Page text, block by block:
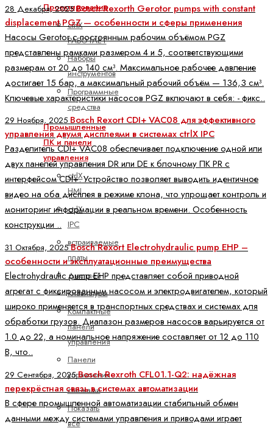
Проектирование
ctrlX
РАБОТАЕТ
Наборы
инструментов
Программные
средства
Промышленные
ПК и панели
управления
ctrlX
HMI
ctrlX
IPC
встраиваемые
платы
Дисплей
Клавиатуры
Компактные
панели
управления
Панели
управления
станками
Показать
все
28 Декабря, 2025Bosch Rexorth Gerotor pumps with constant
displacement PGZ — особенности и сферы применения
Насосы Gerotor с постоянным рабочим объёмом PGZ
представлены рамками размером 4 и 5, соответствующими
размерам от 20 до 140 см³. Максимальное рабочее давление
достигает 15 бар, а максимальный рабочий объём — 136,3 см³.
Ключевые характеристики насосов PGZ включают в себя: - фикс..
29 Ноября, 2025 Bosch Rexort CDI+ VAC08 для эффективного
управления двумя дисплеями в системах ctrlX IPC
Разделитель CDI+ VAC08 обеспечивает подключение одной или
двух панелей управления DR или DE к блочному ПК PR с
интерфейсом CDI+. Устройство позволяет выводить идентичное
видео на оба дисплея в режиме клона, что упрощает контроль и
мониторинг информации в реальном времени. Особенность
конструкции ..
31 Октября, 2025Bosch Rexort Electrohydraulic pump EHP –
особенности и эксплуатационные преимущества
Electrohydraulic pump EHP представляет собой приводной
агрегат с фиксированным насосом и электродвигателем, который
широко применяется в транспортных средствах и системах для
обработки грузов. Диапазон размеров насосов варьируется от
1.0 до 22, а номинальное напряжение составляет от 12 до 110
В, что..
29 Сентября, 2025Bosch Rexroth CFL01.1-Q2: надёжная
перекрёстная связь в системах автоматизации
В сфере промышленной автоматизации стабильный обмен
данными между системами управления и приводами играет